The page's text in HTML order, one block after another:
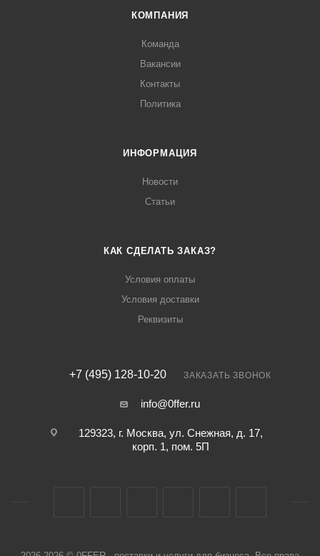
КОМПАНИЯ
Команда
Вакансии
Контакты
Политика
ИНФОРМАЦИЯ
Новости
Статьи
КАК СДЕЛАТЬ ЗАКАЗ?
Условия оплаты
Условия доставки
Реквизиты
+7 (495) 128-10-20 ЗАКАЗАТЬ ЗВОНОК
info@0ffer.ru
129323, г. Москва, ул. Снежная, д. 17,
корп. 1, пом. 5П